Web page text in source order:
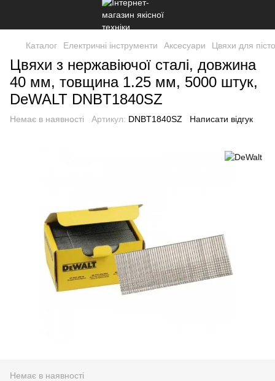
Каталог Електричні інструменти Аксесуари Цвяхи для
Цвяхи з нержавіючої сталі, довжина
40 мм, товщина 1.25 мм, 5000 штук,
DeWALT DNBT1840SZ
Немає в наявності Артикул: DNBT1840SZ Написати відгук
Немає в наявності